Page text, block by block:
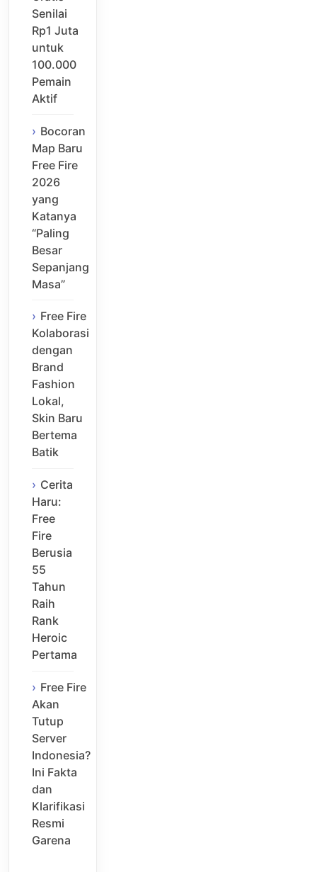
Senilai
Rp1 Juta
untuk
100.000
Pemain
Aktif
Bocoran
Map Baru
Free Fire
2026
yang
Katanya
“Paling
Besar
Sepanjang
Masa”
Free Fire
Kolaborasi
dengan
Brand
Fashion
Lokal,
Skin Baru
Bertema
Batik
Cerita
Haru:
Free
Fire
Berusia
55
Tahun
Raih
Rank
Heroic
Pertama
Free Fire
Akan
Tutup
Server
Indonesia?
Ini Fakta
dan
Klarifikasi
Resmi
Garena